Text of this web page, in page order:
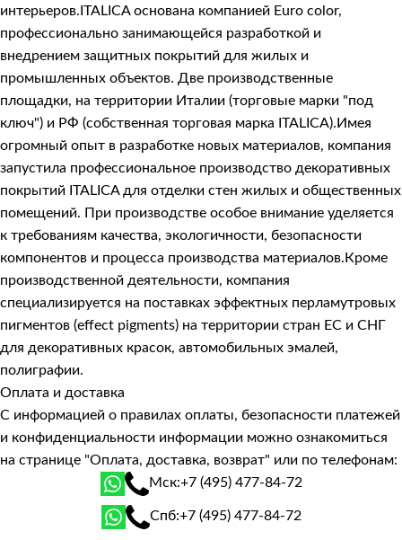
интерьеров.ITALICA основана компанией Euro color,
профессионально занимающейся разработкой и
внедрением защитных покрытий для жилых и
промышленных объектов. Две производственные
площадки, на территории Италии (торговые марки "под
ключ") и РФ (собственная торговая марка ITALICA).Имея
огромный опыт в разработке новых материалов, компания
запустила профессиональное производство декоративных
покрытий ITALICA для отделки стен жилых и общественных
помещений. При производстве особое внимание уделяется
к требованиям качества, экологичности, безопасности
компонентов и процесса производства материалов.Кроме
производственной деятельности, компания
специализируется на поставках эффектных перламутровых
пигментов (effect pigments) на территории стран ЕС и СНГ
для декоративных красок, автомобильных эмалей,
полиграфии.
Оплата и доставка
С информацией о правилах оплаты, безопасности платежей
и конфиденциальности информации можно ознакомиться
на странице "Оплата, доставка, возврат" или по телефонам:
Мск:+7 (495) 477-84-72
Спб:+7 (495) 477-84-72